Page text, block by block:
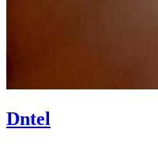
Dntel